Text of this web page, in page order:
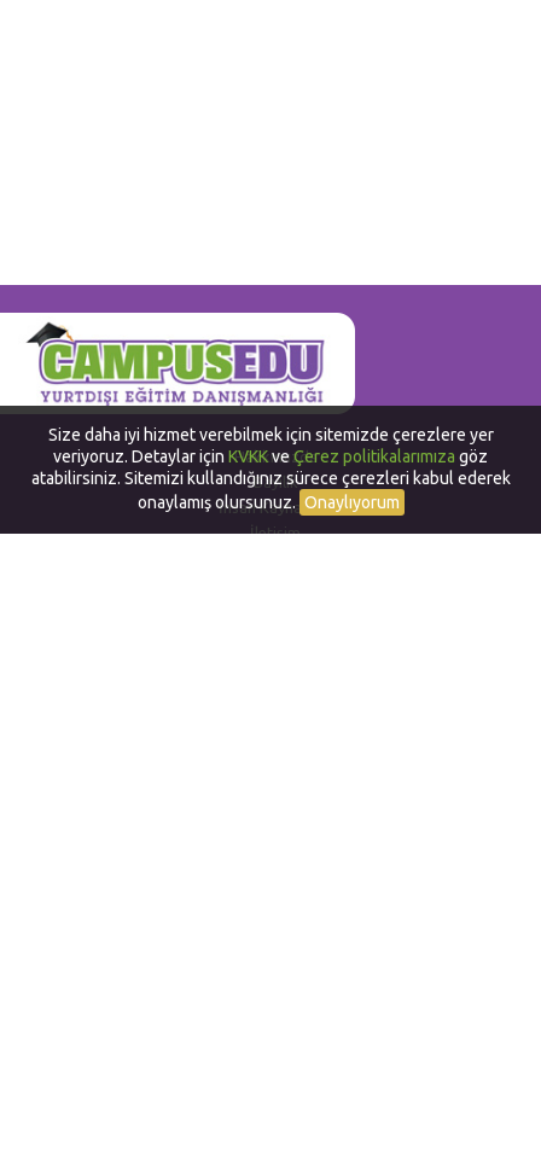
Hakkımızda
Bayilik
İnsan Kaynakları
İletişim
Size daha iyi hizmet verebilmek için sitemizde çerezlere yer
veriyoruz. Detaylar için KVKKveÇerez politikalarımıza göz
atabilirsiniz. Sitemizi kullandığınız sürece çerezleri kabul ederek
onaylamış olursunuz. Onaylıyorum